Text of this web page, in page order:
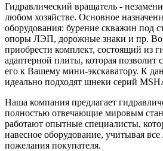
Гидравлический вращатель -
любом хозяйстве. Основное
оборудования: бурение скважин под
опоры ЛЭП, дорожные знаки и пр.
приобрести комплект, состоящий из
адаптерной плиты, которая позволит
его к Вашему мини-экскаватору. К
идеально подходят шнеки серий
Наша компания предлагает
полностью отвечающие мировым
работают опытные специалисты,
навесное оборудование, учитывая
пожелания покупателя.